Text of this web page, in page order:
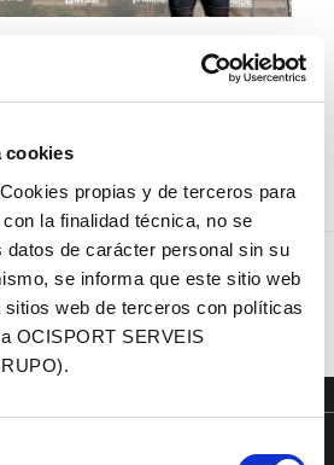
cookies
propias y de terceros para
la finalidad técnica, no se
datos de carácter personal sin su
se informa que este sitio web
web de terceros con políticas
OCISPORT SERVEIS
Loiv ganan la
2025
la victoria general en la
next
post:
Medvedev y hovdenak
ganan la exigente
segunda etapa de la
volcat by continental